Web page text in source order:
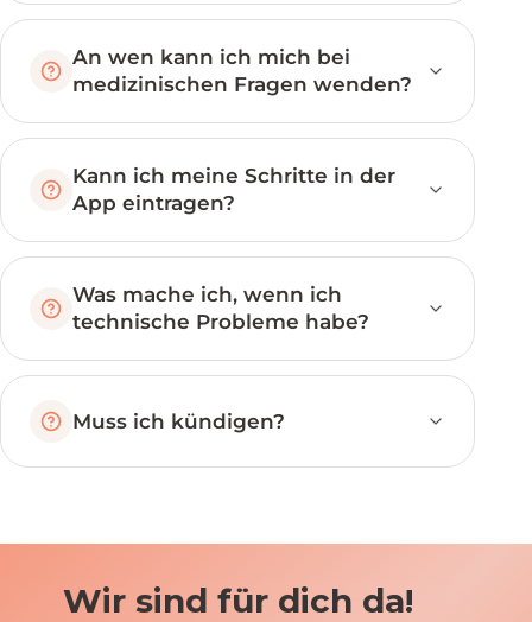
An wen kann ich mich bei
medizinischen Fragen wenden?
Kann ich meine Schritte in der
App eintragen?
Was mache ich, wenn ich
technische Probleme habe?
Muss ich kündigen?
Wir sind für dich da!